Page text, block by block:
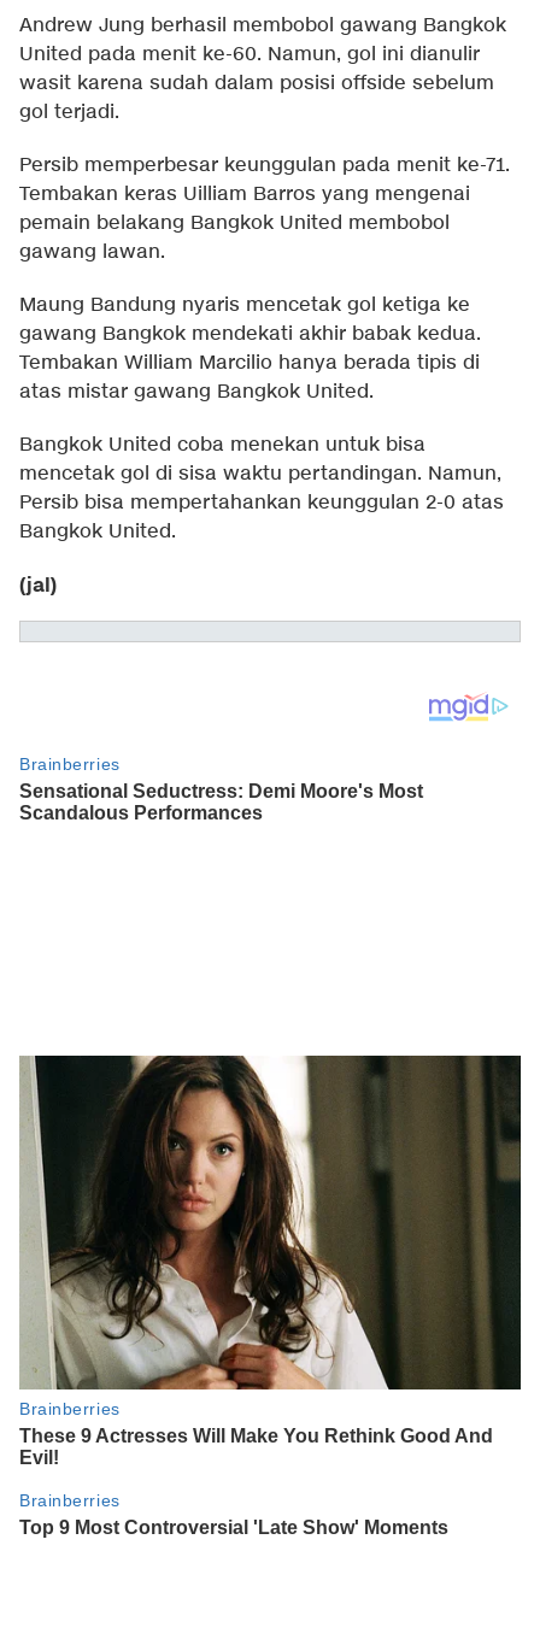
Andrew Jung berhasil membobol gawang Bangkok
United pada menit ke-60. Namun, gol ini dianulir
wasit karena sudah dalam posisi offside sebelum
gol terjadi.
Persib memperbesar keunggulan pada menit ke-71.
Tembakan keras Uilliam Barros yang mengenai
pemain belakang Bangkok United membobol
gawang lawan.
Maung Bandung nyaris mencetak gol ketiga ke
gawang Bangkok mendekati akhir babak kedua.
Tembakan William Marcilio hanya berada tipis di
atas mistar gawang Bangkok United.
Bangkok United coba menekan untuk bisa
mencetak gol di sisa waktu pertandingan. Namun,
Persib bisa mempertahankan keunggulan 2-0 atas
Bangkok United.
(jal)